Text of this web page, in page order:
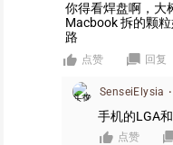
你得看焊盘啊，大
Macbook 拆的颗
路
点赞 回复
SenseiElysia ·
手机的LGA
点赞